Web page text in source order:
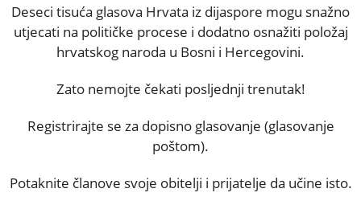
Deseci tisuća glasova Hrvata iz dijaspore mogu snažno
utjecati na političke procese i dodatno osnažiti položaj
hrvatskog naroda u Bosni i Hercegovini.
Zato nemojte čekati posljednji trenutak!
Registrirajte se za dopisno glasovanje (glasovanje
poštom).
Potaknite članove svoje obitelji i prijatelje da učine isto.